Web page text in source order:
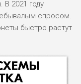
2021 году
спросом.
быстро растут